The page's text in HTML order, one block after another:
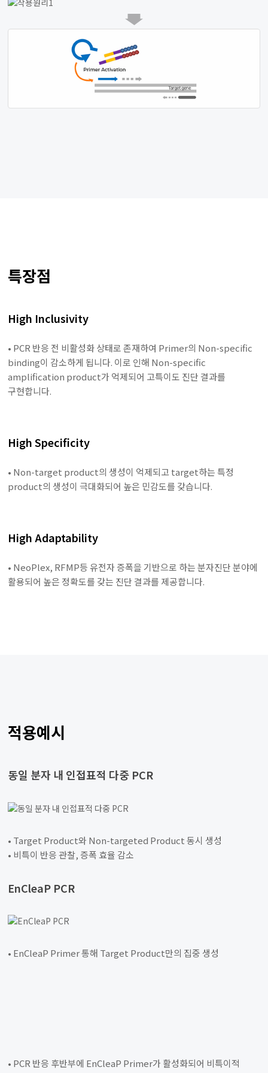
특장점
High Inclusivity
• PCR 반응 전 비활성화 상태로 존재하여 Primer의 Non-specific
binding이 감소하게 됩니다. 이로 인해 Non-specific
amplification product가 억제되어 고특이도 진단 결과를
구현합니다.
High Specificity
• Non-target product의 생성이 억제되고 target하는 특정
product의 생성이 극대화되어 높은 민감도를 갖습니다.
High Adaptability
• NeoPlex, RFMP등 유전자 증폭을 기반으로 하는 분자진단 분야에
활용되어 높은 정확도를 갖는 진단 결과를 제공합니다.
적용예시
동일 분자 내 인접표적 다중 PCR
• Target Product와 Non-targeted Product 동시 생성
• 비특이 반응 관찰, 증폭 효율 감소
EnCleaP PCR
• EnCleaP Primer 통해 Target Product만의 집중 생성
• PCR 반응 후반부에 EnCleaP Primer가 활성화되어 비특이적